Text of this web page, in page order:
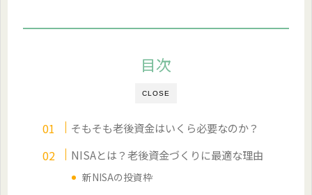
CLOSE
目次
そもそも老後資金はいくら必要なのか？
NISAとは？老後資金づくりに最適な理由
新NISAの投資枠